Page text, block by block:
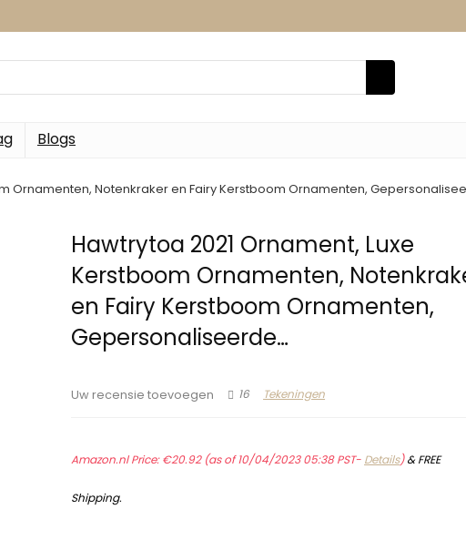
Blogs
Ornamenten, Notenkraker en Fairy Kerstboom Ornamenten,
Hawtrytoa 2021 Ornament, Luxe
Kerstboom Ornamenten,
en Fairy Kerstboom Ornamenten,
Gepersonaliseerde…
Uw recensie toevoegen 16 Tekeningen
Amazon.nl Price:€20.92(as of 10/04/2023 05:38 PST- Details)&FREE
Shipping.